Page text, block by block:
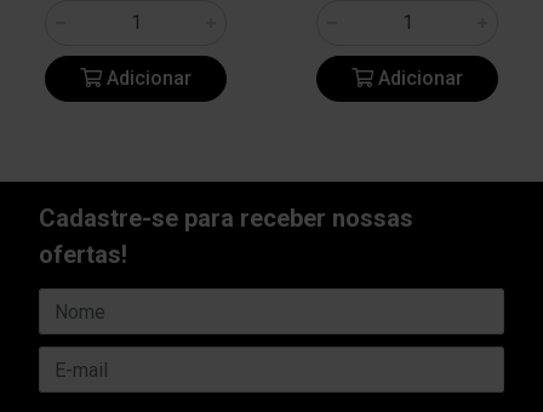
Adicionar Adicionar
Cadastre-se para receber nossas
ofertas!